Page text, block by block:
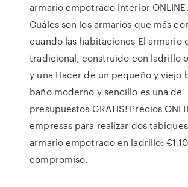
armario empotrado interior
Cuáles son los armarios que más
cuando las habitaciones El armario
tradicional, construido con ladrillo
y una Hacer de un pequeño y viejo
baño moderno y sencillo es una de
presupuestos GRATIS! Precios
empresas para realizar dos
armario empotrado en ladrillo:
compromiso.